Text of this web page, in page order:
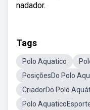
nadador.
Tags
Polo Aquatico
PosiçõesDo Polo
CriadorDo Polo
Polo